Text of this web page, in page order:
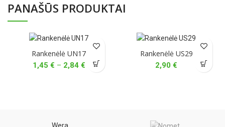
PANAŠŪS PRODUKTAI
Rankenėlė UN17
1,45 € – 2,84 €Price
Rankenėlė US29
2,90 €